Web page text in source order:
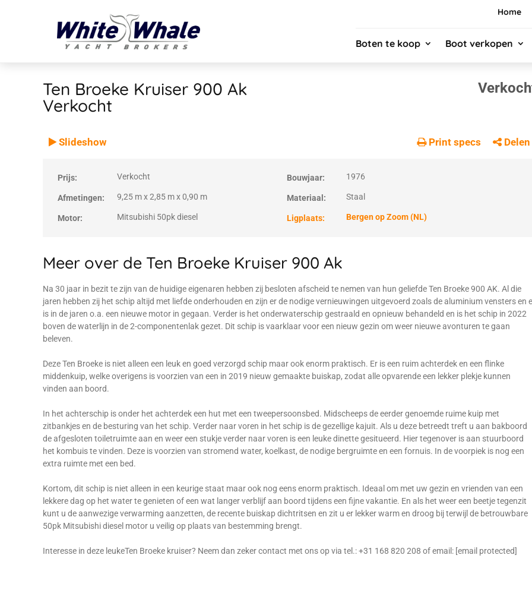
Home
Boten te koop Boot verkopen
Ten Broeke Kruiser 900 Ak
Verkocht
VERKOCHT
Verkocht
Slideshow Print specs Delen
Prijs: Verkocht Bouwjaar: 1976
Afmetingen: 9,25 m x 2,85 m x 0,90 m Materiaal: Staal
Motor: Mitsubishi 50pk diesel Ligplaats: Bergen op Zoom (NL)
Meer over de Ten Broeke Kruiser 900 Ak
Na 30 jaar in bezit te zijn van de huidige eigenaren hebben zij besloten afscheid te nemen van hun geliefde Ten Broeke 900 AK. Al die
jaren hebben zij het schip altijd met liefde onderhouden en zijn er de nodige vernieuwingen uitgevoerd zoals de aluminium vensters en
is in de jaren o.a. een nieuwe motor in gegaan. Verder is het onderwaterschip gestraald en opnieuw behandeld en is het schip in 2022
boven de waterlijn in de 2-componentenlak gezet. Dit schip is vaarklaar voor een nieuw gezin om weer nieuwe avonturen te gaan
beleven.
Deze Ten Broeke is niet alleen een leuk en goed verzorgd schip maar ook enorm praktisch. Er is een ruim achterdek en een flinke
middenkuip, welke overigens is voorzien van een in 2019 nieuw gemaakte buiskap, zodat alle opvarende een lekker plekje kunnen
vinden aan boord.
In het achterschip is onder het achterdek een hut met een tweepersoonsbed. Midscheeps de eerder genoemde ruime kuip met
zitbankjes en de besturing van het schip. Verder naar voren in het schip is de gezellige kajuit. Als u deze betreedt treft u aan bakboord
de afgesloten toiletruimte aan en weer een stukje verder naar voren is een leuke dinette gesitueerd. Hier tegenover is aan stuurboord
het kombuis te vinden. Deze is voorzien van stromend water, koelkast, de nodige bergruimte en een fornuis. In de voorpiek is nog een
extra ruimte met een bed.
Kortom, dit schip is niet alleen in een keurige staat maar ook nog eens enorm praktisch. Ideaal om met uw gezin en vrienden van een
lekkere dag op het water te genieten of een wat langer verblijf aan boord tijdens een fijne vakantie. En als het weer een beetje tegenzit
kunt u de aanwezige verwarming aanzetten, de recente buiskap dichtritsen en zit u er lekker warm en droog bij terwijl de betrouwbare
50pk Mitsubishi diesel motor u veilig op plaats van bestemming brengt.
Interesse in deze leukeTen Broeke kruiser? Neem dan zeker contact met ons op via tel.: +31 168 820 208 of email: [email protected]